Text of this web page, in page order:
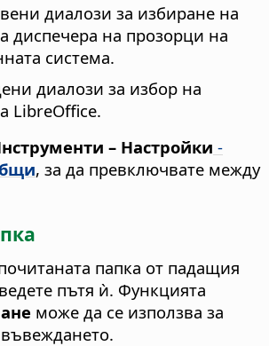
диалози за избиране на
диспечера на прозорци на
система.
диалози за избор на
LibreOffice.
– Настройки -
, за да превключвате между
папка от падащия
пътя ѝ. Функцията
може да се използва за